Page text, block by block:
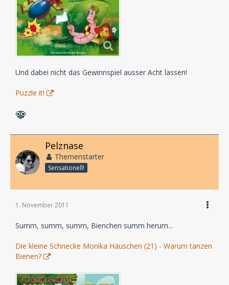
Und dabei nicht das Gewinnspiel ausser Acht lassen!
Puzzle it!
Pelznase
Themenstarter
Sensationell!
1. November 2011
Summ, summ, summ, Bienchen summ herum...
Die kleine Schnecke Monika Häuschen (21) - Warum tanzen
Bienen?